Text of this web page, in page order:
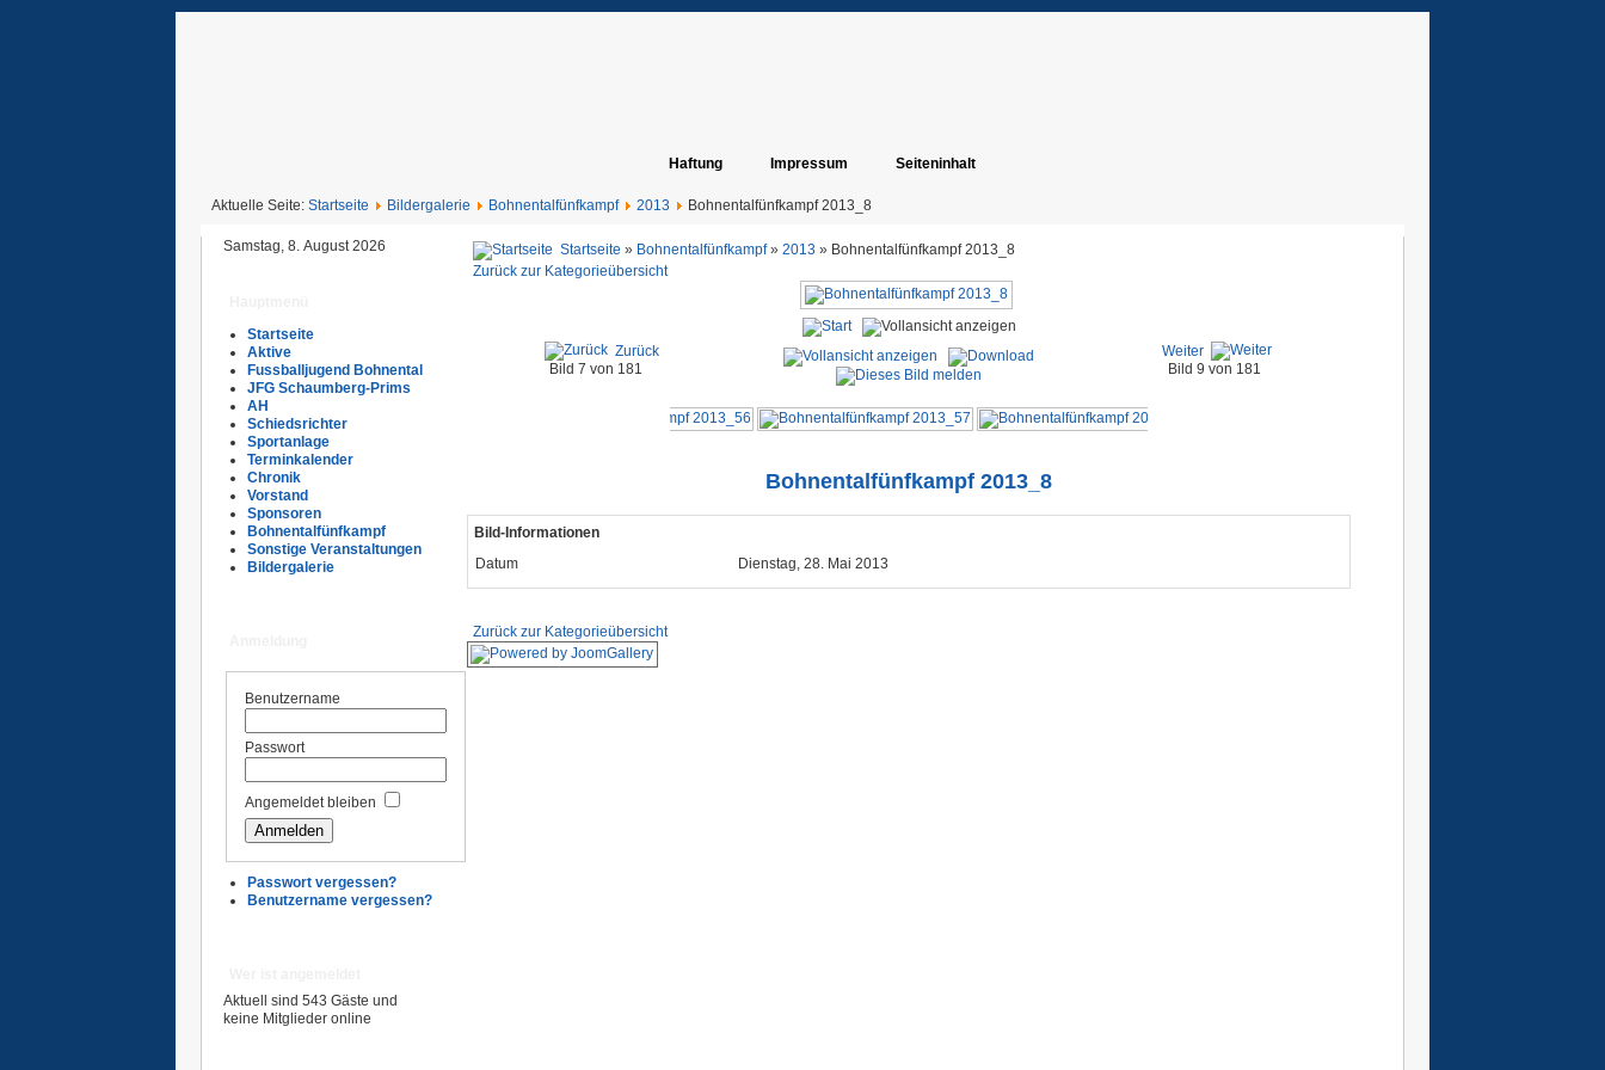
Haftung Impressum Seiteninhalt
Aktuelle Seite: Startseite Bildergalerie Bohnentalfünfkampf 2013 Bohnentalfünfkampf 2013_8
Samstag, 8. August 2026
Startseite
Aktive
Fussballjugend Bohnental
JFG Schaumberg-Prims
AH
Schiedsrichter
Sportanlage
Terminkalender
Chronik
Vorstand
Sponsoren
Bohnentalfünfkampf
Sonstige Veranstaltungen
Bildergalerie
Benutzername
Passwort
Angemeldet bleiben
Passwort vergessen?
Benutzername vergessen?
Aktuell sind 543 Gäste und
keine Mitglieder online
Startseite » Bohnentalfünfkampf» 2013 » Bohnentalfünfkampf 2013_8
Zurück zur Kategorieübersicht
Zurück
Bild 7 von 181
Weiter
Bild 9 von 181
Bohnentalfünfkampf 2013_8
Bild-Informationen
Datum
Dienstag, 28. Mai 2013
Zurück zur Kategorieübersicht